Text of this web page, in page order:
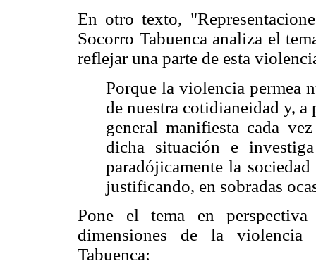
En otro texto,
Socorro Tabuenca analiza el
reflejar una parte de esta
Porque la violencia permea
de nuestra cotidianeidad y, a
general manifiesta cada
dicha situación e
paradójicamente la
justificando, en sobradas
Pone el tema en
dimensiones de la violencia
Tabuenca: